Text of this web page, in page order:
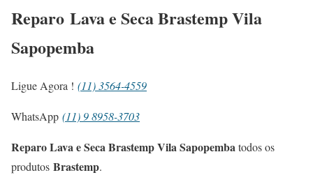
Reparo Lava e Seca Brastemp Vila
Sapopemba
Ligue Agora ! (11) 3564-4559
WhatsApp (11) 9 8958-3703
Reparo Lava e Seca Brastemp Vila Sapopembatodos os
produtos Brastemp.